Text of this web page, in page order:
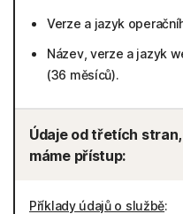
Verze a jazyk
Název, verze a jazyk
(36 měsíců).
Údaje od třetích
máme přístup:
Příklady údajů o službě: